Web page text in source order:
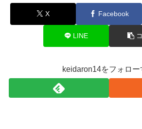
X Facebook
LINE
keidaron14をフォロー